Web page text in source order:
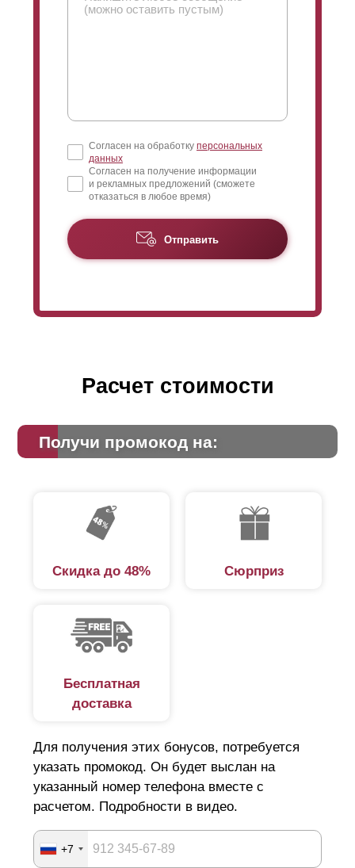
Согласен на обработку персональных
данных
Согласен на получение информации
и рекламных предложений (сможете
отказаться в любое время)
Отправить
Расчет стоимости
Получи промокод на:
Скидка до 48% Сюрприз
Бесплатная
доставка
Для получения этих бонусов, потребуется
указать промокод. Он будет выслан на
указанный номер телефона вместе с
расчетом. Подробности в видео.
+7